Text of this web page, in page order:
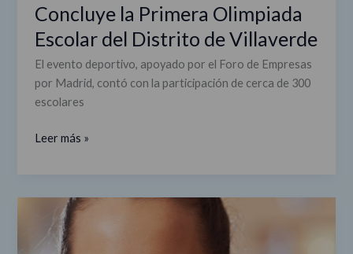
Concluye la Primera Olimpiada
Escolar del Distrito de Villaverde
El evento deportivo, apoyado por el Foro de Empresas
por Madrid, contó con la participación de cerca de 300
escolares
Leer más »
Comienzan
Olimpiadas